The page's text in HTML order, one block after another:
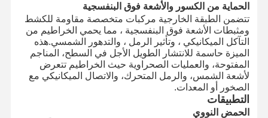
الحماية من الكسور والأشعة فوق البنفسجية
تتضمن الطبقة الخارجية مركبات متخصصة مقاومة للكشط
ومثبطات الأشعة فوق البنفسجية ، مما يحمي الخراطيم من
التآكل الميكانيكي ، وتأثير الرمل ، والتدهور الشمسي.هذه
الميزة حاسمة للانتشار الطويل الأجل في السطح، المناجم
المفتوحة، والعمليات الصحراوية حيث الخراطيم تتعرض
لأشعة الشمس، والرمل المتحرك، والاتصال الميكانيكي مع
الصخور أو المعدات.
التطبيقات
الحمض النووي